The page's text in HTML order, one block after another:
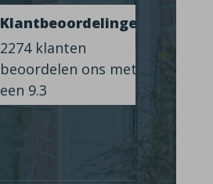
Klantbeoordelingen
2274 klanten
beoordelen ons met
een 9.3